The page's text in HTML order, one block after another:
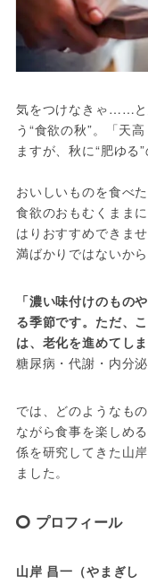
気をつけなきゃ……と
う“食欲の秋”。「天
ますが、秋に“肥ゆる
おいしいものを食べ
食欲のおもむくまま
はりおすすめできま
満ばかりではないから
「濃い味付けのもの
る季節です。ただ、
は、老化を進めてし
糖尿病・代謝・内分
では、どのようなも
ながら食事を楽しめ
係を研究してきた山
ました。
プロフィール
山岸 昌一（やまぎし